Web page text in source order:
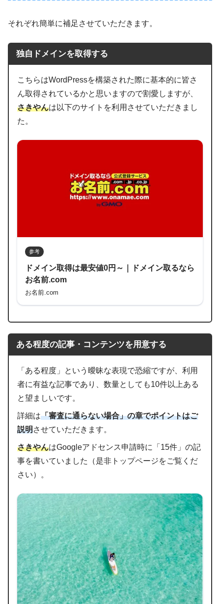
それぞれ簡単に補足させていただきます。
独自ドメインを取得する
こちらはWordPressを構築された際に基本的に皆さ
ん取得されているかと思いますので割愛しますが、
さきやんは以下のサイトを利用させていただきまし
た。
参考
ドメイン取得は最安値0円～｜ドメイン取るなら
お名前.com
お名前.com
ある程度の記事・コンテンツを用意する
「ある程度」という曖昧な表現で恐縮ですが、利用
者に有益な記事であり、数量としても10件以上ある
と望ましいです。
詳細は「審査に通らない場合」の章でポイントはご
説明させていただきます。
さきやんはGoogleアドセンス申請時に「15件」の記
事を書いていました（是非トップページをご覧くだ
さい）。